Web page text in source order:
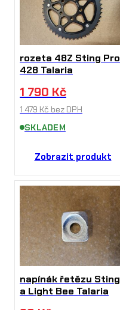
rozeta 48Z Sting Pro
428 Talaria
1 790 Kč
1 479 Kč bez DPH
SKLADEM
Zobrazit produkt
napínák řetězu Sting
a Light Bee Talaria